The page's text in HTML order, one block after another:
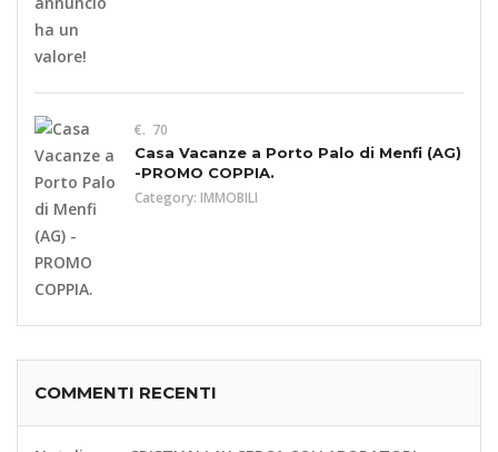
€. 70
Casa Vacanze a Porto Palo di Menfi (AG)
-PROMO COPPIA.
Category: IMMOBILI
COMMENTI RECENTI